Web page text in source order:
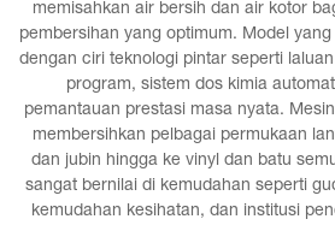
memisahkan air bersih dan air kotor
pembersihan yang optimum. Model
dengan ciri teknologi pintar seperti
program, sistem dos kimia
pemantauan prestasi masa nyata.
membersihkan pelbagai permukaan
dan jubin hingga ke vinyl dan batu
sangat bernilai di kemudahan seperti
kemudahan kesihatan, dan institusi